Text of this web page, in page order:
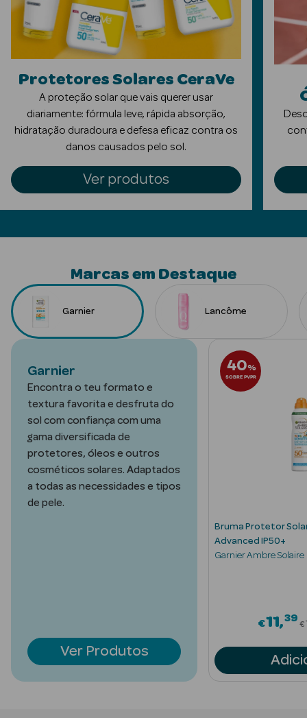
Séruns Faciais
Creme de Olhos
Anti-
envelhecimento
Limpeza Facial
Água Micelar
Coffrets
Acessórios
Protetores
Solares
Protetores Solares CeraVe
A proteção solar que vais querer usar
diariamente: fórmula leve, rápida absorção,
hidratação duradoura e defesa eficaz contra os
danos causados pelo sol.
Ver produtos
Marcas em Destaque
Garnier Lancôme
Garnier
Encontra o teu formato e
textura favorita e desfruta do
sol com confiança com uma
gama diversificada de
protetores, óleos e outros
cosméticos solares. Adaptados
a todas as necessidades e tipos
de pele.
Ver Produtos
40%
SOBRE PVPR
Bruma Protetor
Advanced IP50+
Garnier Ambre Solaire
€11 39
€